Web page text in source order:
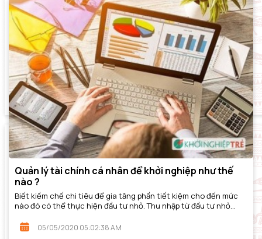
Quản lý tài chính cá nhân để khởi nghiệp như thế
nào ?
Biết kiềm chế chi tiêu để gia tăng phần tiết kiệm cho đến mức
nào đó có thể thực hiện đầu tư nhỏ. Thu nhập từ đầu tư nhỏ
05/05/2020 05:02:38 AM